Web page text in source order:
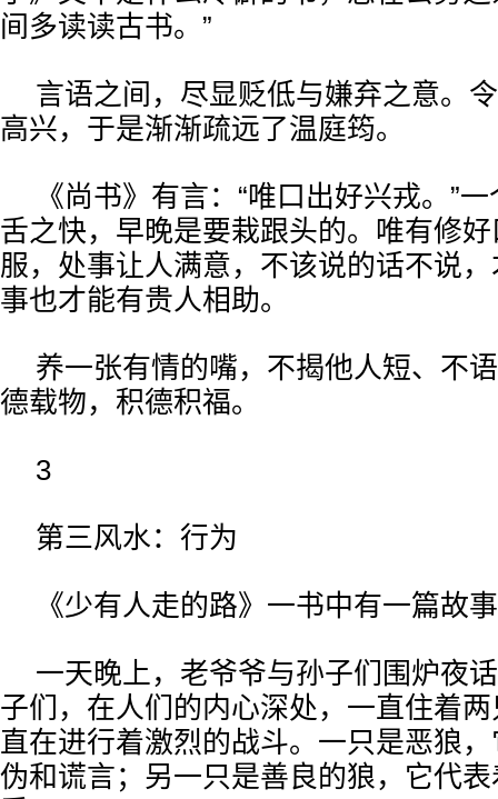
间多读读古书。”
言语之间，尽显贬低与嫌弃之意。
高兴，于是渐渐疏远了温庭筠。
《尚书》有言：“唯口出好兴戎。”
舌之快，早晚是要栽跟头的。唯有修
服，处事让人满意，不该说的话不说
事也才能有贵人相助。
养一张有情的嘴，不揭他人短、不
德载物，积德积福。
3
第三风水：行为
《少有人走的路》一书中有一篇故
一天晚上，老爷爷与孙子们围炉夜
子们，在人们的内心深处，一直住着
直在进行着激烈的战斗。一只是恶狼
伪和谎言；另一只是善良的狼，它代